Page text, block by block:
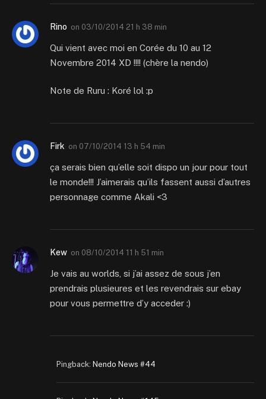
Rino on 03/10/2014 21 h 38 min
Qui vient avec moi en Corée du 10 au 12
Novembre 2014 XD !!!! (chère la nendo)
Note de Ruru : Koré lol :p
Firk on 07/10/2014 13 h 54 min
ça serais bien qu’elle soit dispo un jour pour tout
le monde!!! J’aimerais qu’ils fassent aussi d’autres
personnage comme Akali <3
Kew on 08/10/2014 11 h 51 min
Je vais au worlds, si j’ai assez de sous j’en
prendrais plusieures et les revendrais sur ebay
pour vous permettre d’y acceder :)
Pingback: Nendo News #44